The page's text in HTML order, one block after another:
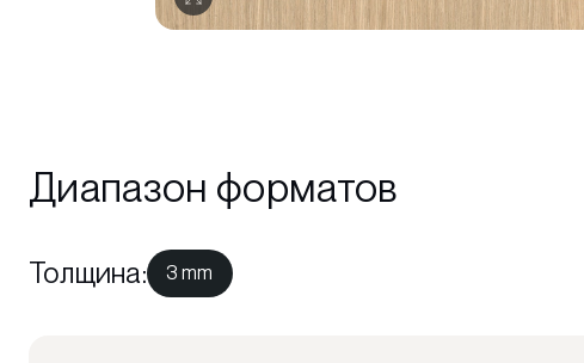
Диапазон форматов
Толщина: 3 mm